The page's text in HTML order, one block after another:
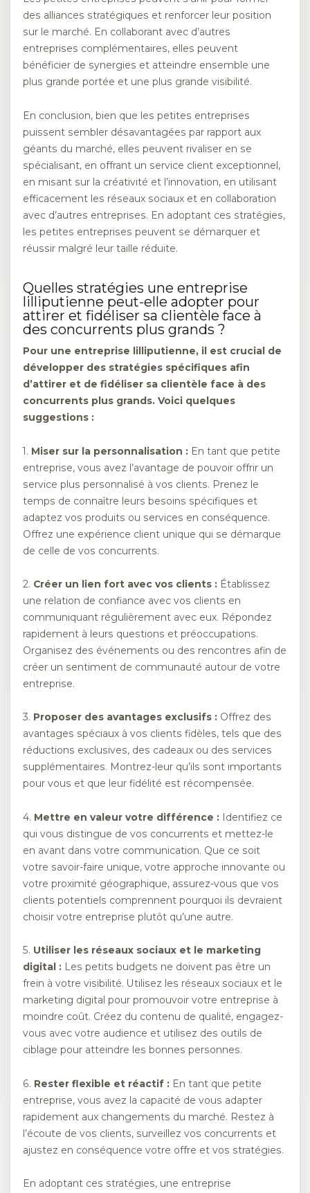
des alliances stratégiques et renforcer leur position
sur le marché. En collaborant avec d’autres
entreprises complémentaires, elles peuvent
bénéficier de synergies et atteindre ensemble une
plus grande portée et une plus grande visibilité.
En conclusion, bien que les petites entreprises
puissent sembler désavantagées par rapport aux
géants du marché, elles peuvent rivaliser en se
spécialisant, en offrant un service client exceptionnel,
en misant sur la créativité et l’innovation, en utilisant
efficacement les réseaux sociaux et en collaboration
avec d’autres entreprises. En adoptant ces stratégies,
les petites entreprises peuvent se démarquer et
réussir malgré leur taille réduite.
Quelles stratégies une entreprise
lilliputienne peut-elle adopter pour
attirer et fidéliser sa clientèle face à
des concurrents plus grands ?
Pour une entreprise lilliputienne, il est crucial de
développer des stratégies spécifiques afin
d’attirer et de fidéliser sa clientèle face à des
concurrents plus grands. Voici quelques
suggestions :
1. Miser sur la personnalisation : En tant que petite
entreprise, vous avez l’avantage de pouvoir offrir un
service plus personnalisé à vos clients. Prenez le
temps de connaître leurs besoins spécifiques et
adaptez vos produits ou services en conséquence.
Offrez une expérience client unique qui se démarque
de celle de vos concurrents.
2. Créer un lien fort avec vos clients : Établissez
une relation de confiance avec vos clients en
communiquant régulièrement avec eux. Répondez
rapidement à leurs questions et préoccupations.
Organisez des événements ou des rencontres afin de
créer un sentiment de communauté autour de votre
entreprise.
3. Proposer des avantages exclusifs : Offrez des
avantages spéciaux à vos clients fidèles, tels que des
réductions exclusives, des cadeaux ou des services
supplémentaires. Montrez-leur qu’ils sont importants
pour vous et que leur fidélité est récompensée.
4. Mettre en valeur votre différence : Identifiez ce
qui vous distingue de vos concurrents et mettez-le
en avant dans votre communication. Que ce soit
votre savoir-faire unique, votre approche innovante ou
votre proximité géographique, assurez-vous que vos
clients potentiels comprennent pourquoi ils devraient
choisir votre entreprise plutôt qu’une autre.
5. Utiliser les réseaux sociaux et le marketing
digital : Les petits budgets ne doivent pas être un
frein à votre visibilité. Utilisez les réseaux sociaux et le
marketing digital pour promouvoir votre entreprise à
moindre coût. Créez du contenu de qualité, engagez-
vous avec votre audience et utilisez des outils de
ciblage pour atteindre les bonnes personnes.
6. Rester flexible et réactif : En tant que petite
entreprise, vous avez la capacité de vous adapter
rapidement aux changements du marché. Restez à
l’écoute de vos clients, surveillez vos concurrents et
ajustez en conséquence votre offre et vos stratégies.
En adoptant ces stratégies, une entreprise